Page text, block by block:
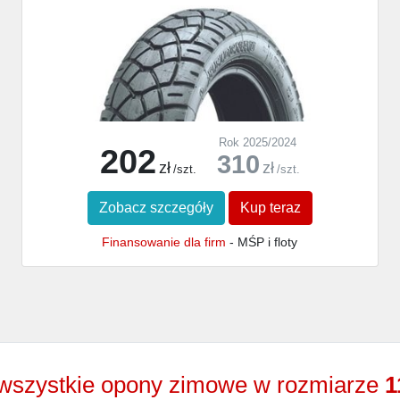
202 zł /szt.
Rok 2025/2024
310 zł /szt.
Zobacz szczegóły Kup teraz
Finansowanie dla firm - MŚP i floty
opony zimowe w rozmiarze